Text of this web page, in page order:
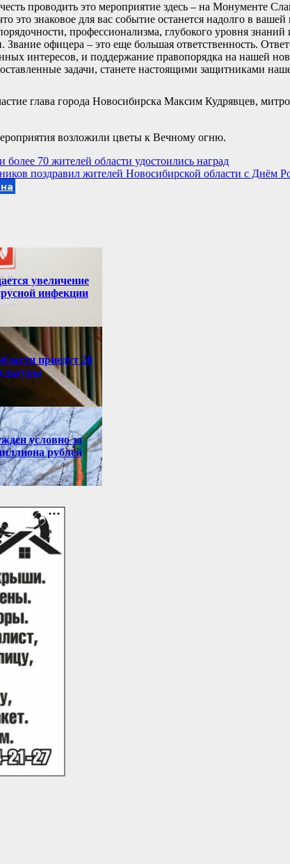
проводить это мероприятие здесь – на Монументе
это знаковое для вас событие останется надолго в
профессионализма, глубокого уровня
офицера – это еще большая ответственность.
интересов, и поддержание правопорядка на нашей
задачи, станете настоящими защитниками
глава города Новосибирска Максим Кудрявцев,
возложили цветы к Вечному огню.
70 жителей области удостоились наград
поздравил жителей Новосибирской области с Днём
увеличение
инфекции
приедут 20
условно за
рублей